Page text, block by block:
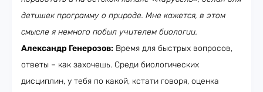
детишек программу о природе. Мне кажется, в этом
смысле я немного побыл учителем биологии.
Александр Генерозов: Время для быстрых вопросов,
ответы – как захочешь. Среди биологических
дисциплин, у тебя по какой, кстати говоря, оценка